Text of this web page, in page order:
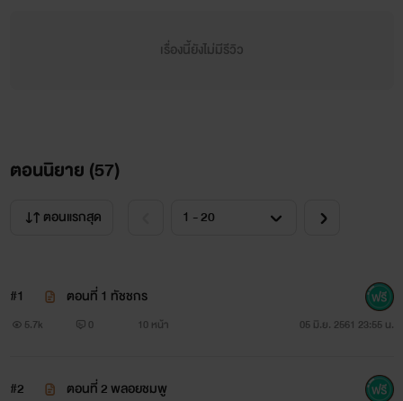
เขาไม่เคยคิดจะมีแฟนเพราะคิดว่ามันยุ่งยาก แค่อยากจะ
เรื่องนี้ยังไม่มีรีวิว
ตอนนิยาย (57)
ตอนแรกสุด
#1 ตอนที่ 1 ทัชชกร
5.7k 0 10 หน้า 05 มิ.ย. 2561 23:55 น.
#2 ตอนที่ 2 พลอยชมพู